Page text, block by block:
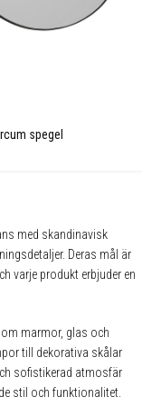
✕
spegel
med skandinavisk
Deras mål är
varje produkt erbjuder en
marmor, glas och
till dekorativa skålar
sofistikerad atmosfär
stil och funktionalitet.